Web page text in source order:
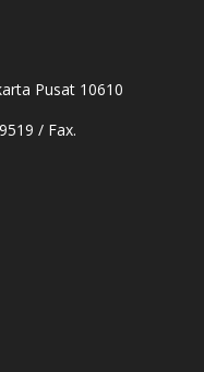
Pusat 10610
/ Fax.